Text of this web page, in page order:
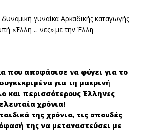
γυναίκα Αρκαδικής καταγωγής
«Έλλη ... νες» με την Έλλη
που αποφάσισε να φύγει για το
για τη μακρινή
και περισσότερους Έλληνες
χρόνια!
της χρόνια, τις σπουδές
της να μεταναστεύσει με